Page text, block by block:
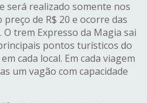
será realizado somente nos
de R$ 20 e ocorre das
trem Expresso da Magia sai
pontos turísticos do
cada local. Em cada viagem
um vagão com capacidade